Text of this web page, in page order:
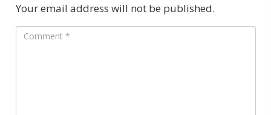
Your email address will not be published.